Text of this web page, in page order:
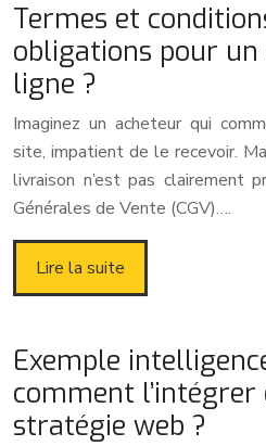
Termes et
obligations pour un
ligne ?
Imaginez un acheteur qui
site, impatient de le recevoir.
livraison n’est pas clairement
Générales de Vente (CGV)….
Lire la suite
Exemple
comment l’intégrer
stratégie web ?